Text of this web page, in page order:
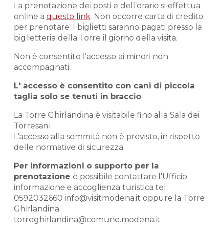
La prenotazione dei posti e dell'orario si effettua
online a questo link. Non occorre carta di credito
per prenotare. I biglietti saranno pagati presso la
biglietteria della Torre il giorno della visita.
Non è consentito l'accesso ai minori non
accompagnati.
L' accesso è consentito con cani di piccola
taglia solo se tenuti in braccio
La Torre Ghirlandina è visitabile fino alla Sala dei
Torresani
L’accesso alla sommità non è previsto, in rispetto
delle normative di sicurezza.
Per informazioni o supporto per la
prenotazione è possibile contattare l'Ufficio
informazione e accoglienza turistica tel.
0592032660 info@visitmodena.it oppure la Torre
Ghirlandina
torreghirlandina@comune.modena.it